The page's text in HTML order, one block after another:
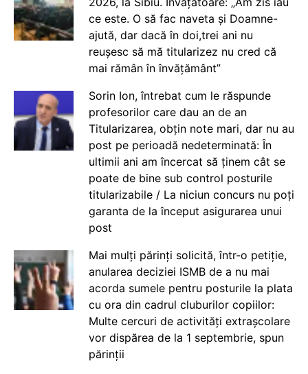
ce este. O să fac naveta și Doamne-
ajută, dar dacă în doi,trei ani nu
reușesc să mă titularizez nu cred că
mai rămân în învățământ”
Sorin Ion, întrebat cum le răspunde
profesorilor care dau an de an
Titularizarea, obțin note mari, dar nu au
post pe perioadă nedeterminată: În
ultimii ani am încercat să ținem cât se
poate de bine sub control posturile
titularizabile / La niciun concurs nu poți
garanta de la început asigurarea unui
post
Mai mulți părinți solicită, într-o petiție,
anularea deciziei ISMB de a nu mai
acorda sumele pentru posturile la plata
cu ora din cadrul cluburilor copiilor:
Multe cercuri de activități extrașcolare
vor dispărea de la 1 septembrie, spun
părinții